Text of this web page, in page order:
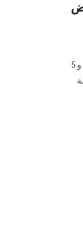
التوظيف بالجامعة لعرض نتائج وإنجازات الملتقى التوظيفي السنوي والذي انعقد خلال 4 و 5